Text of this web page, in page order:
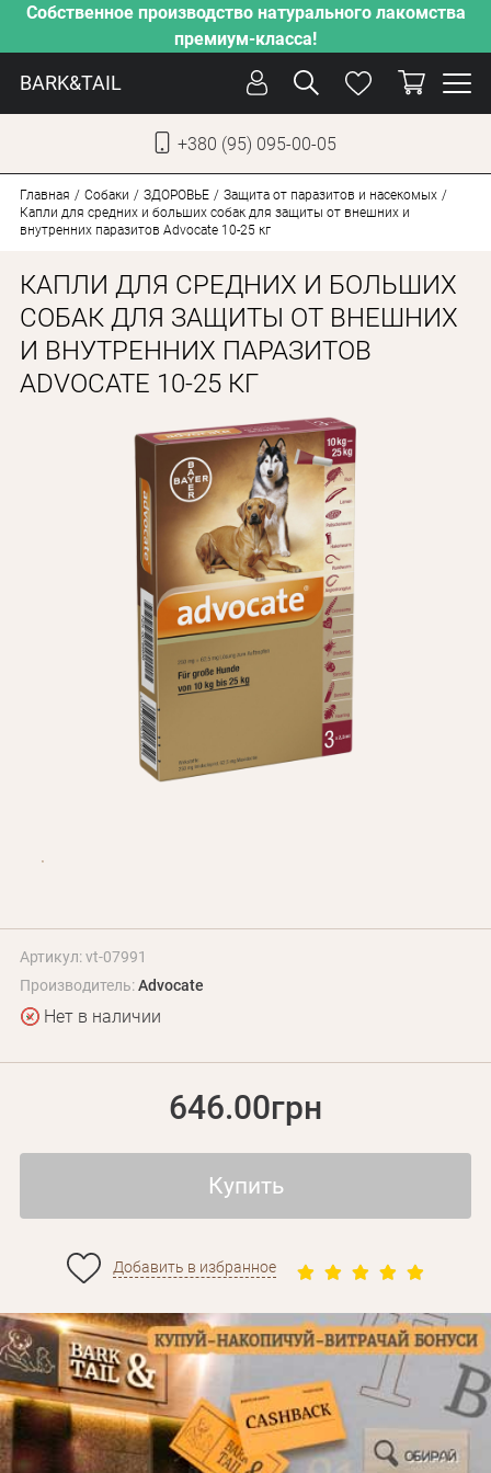
Собственное производство натурального лакомства
премиум-класса!
BARK&TAIL
+380 (95) 095-00-05
ЗАБОТА
ОТ ЖАРЫ
НАШЕ ПРОИЗВОДСТВО
АКЦИИ
ДЛЯ КОТОВ
Оплата и доставка
Программа лояльности
О Нас
Оптовым клиентам
Контакты
+380 (95) 095-00-05
Главная Собаки ЗДОРОВЬЕ
Защита от паразитов и насекомых
Капли для средних и больших собак для защиты от внешних и
внутренних паразитов Advocate 10-25 кг
КАПЛИ ДЛЯ СРЕДНИХ И БОЛЬШИХ
СОБАК ДЛЯ ЗАЩИТЫ ОТ ВНЕШНИХ
И ВНУТРЕННИХ ПАРАЗИТОВ
ADVOCATE 10-25 КГ
Артикул: vt-07991
Производитель:Advocate
Нет в наличии
646.00грн
Купить
Добавить в избранное